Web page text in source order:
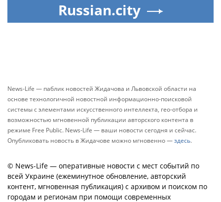
Russian.city
News-Life — паблик новостей Жидачова и Львовской области на
основе технологичной новостной информационно-поисковой
системы с элементами искусственного интеллекта, гео-отбора и
возможностью мгновенной публикации авторского контента в
режиме Free Public. News-Life — ваши новости сегодня и сейчас.
Опубликовать новость в Жидачове можно мгновенно —здесь.
© News-Life — оперативные новости с мест событий по
всей Украине (ежеминутное обновление, авторский
контент, мгновенная публикация) с архивом и поиском по
городам и регионам при помощи современных